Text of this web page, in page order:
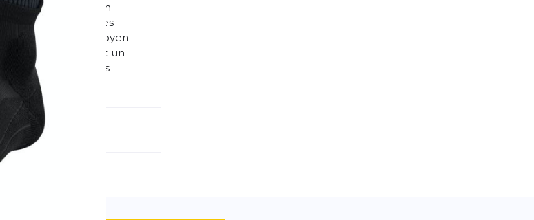
de compression
de l'humidité, ces
Avec un amorti moyen
de puissance et un
kilomètres. Faites